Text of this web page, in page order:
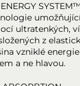
SYSTEM™
ultratenkých,
z
vzniklé
a ne hlavou.